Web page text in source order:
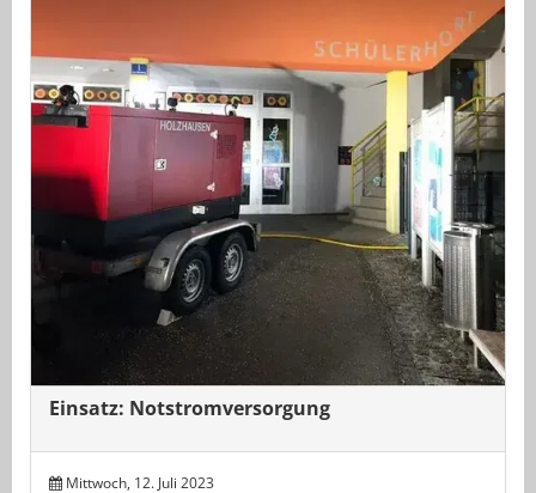
Einsatz: Notstromversorgung
Mittwoch, 12. Juli 2023